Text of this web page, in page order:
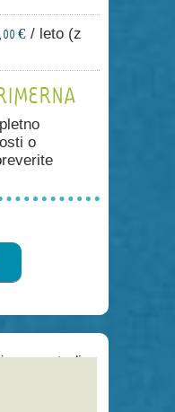
€ / leto (z
o
poenostavljen